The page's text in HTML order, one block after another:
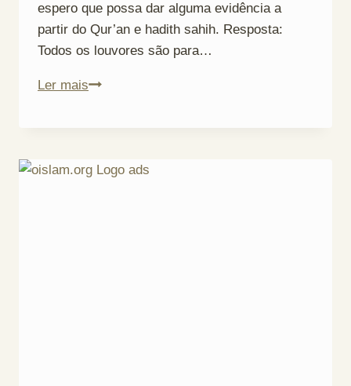
espero que possa dar alguma evidência a
partir do Qur’an e hadith sahih. Resposta:
Todos os louvores são para…
Ler maisHá
a